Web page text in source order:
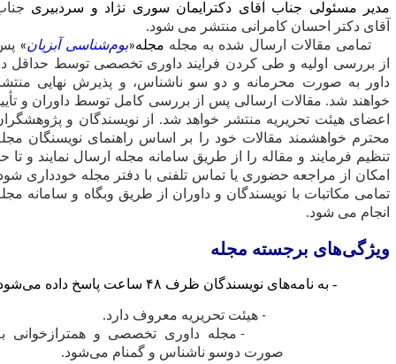
دکترایمان سوری نژاد و سردبیریجناب
منتشر می شود.
شده به مجلهمجله«بوم‌شناسی آبزیان »پس
فرایند داوری تخصصی توسط حداقل دو
و دو سو ناشناس، و پذیرش نهایی منتشر
پس از بررسی کامل توسط داوران و تأیید
خواهد شد. از نویسندگان و پژوهشگران
خود را بر اساس راهنمای نویسنگان مجله
از طریق سامانه مجله ارسال نمایند و تا حد
یا تماس تلفنی با دفتر مجله خودداری شود.
و داوران از طریق وبگاه و سامانه مجله
مجله
ساعت پاسخ داده می‌شود.
تحریریه معروف دارد.
- مجله داوری تخصصی و همترازخوانی به
دوسو ناشناس و گمنام می‌شود.